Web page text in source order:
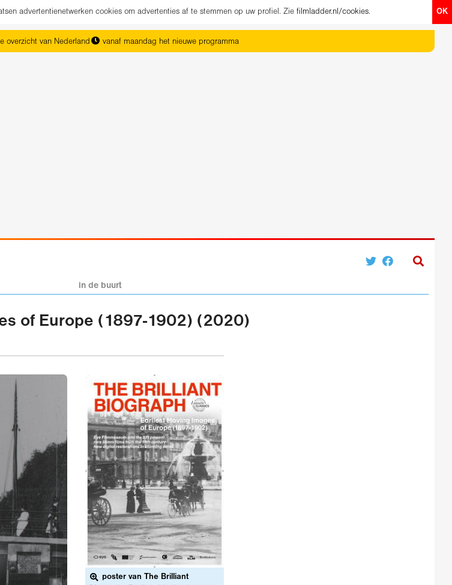
OK
advertentienetwerken cookies om advertenties af te stemmen op uw profiel. Zie filmladder.nl/cookies.
overzicht van Nederland vanaf maandag het nieuwe programma
in de buurt
of Europe (1897-1902) (2020)
poster van The Brilliant